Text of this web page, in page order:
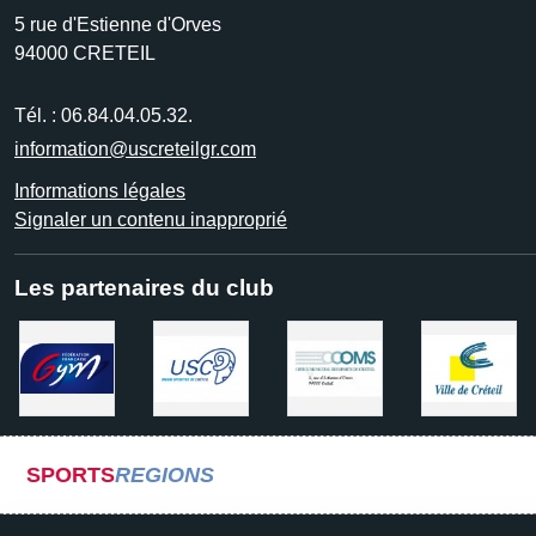
5 rue d'Estienne d'Orves
94000 CRETEIL
Tél. : 06.84.04.05.32.
information@uscreteilgr.com
Informations légales
Signaler un contenu inapproprié
Les partenaires du club
SPORTSREGIONS